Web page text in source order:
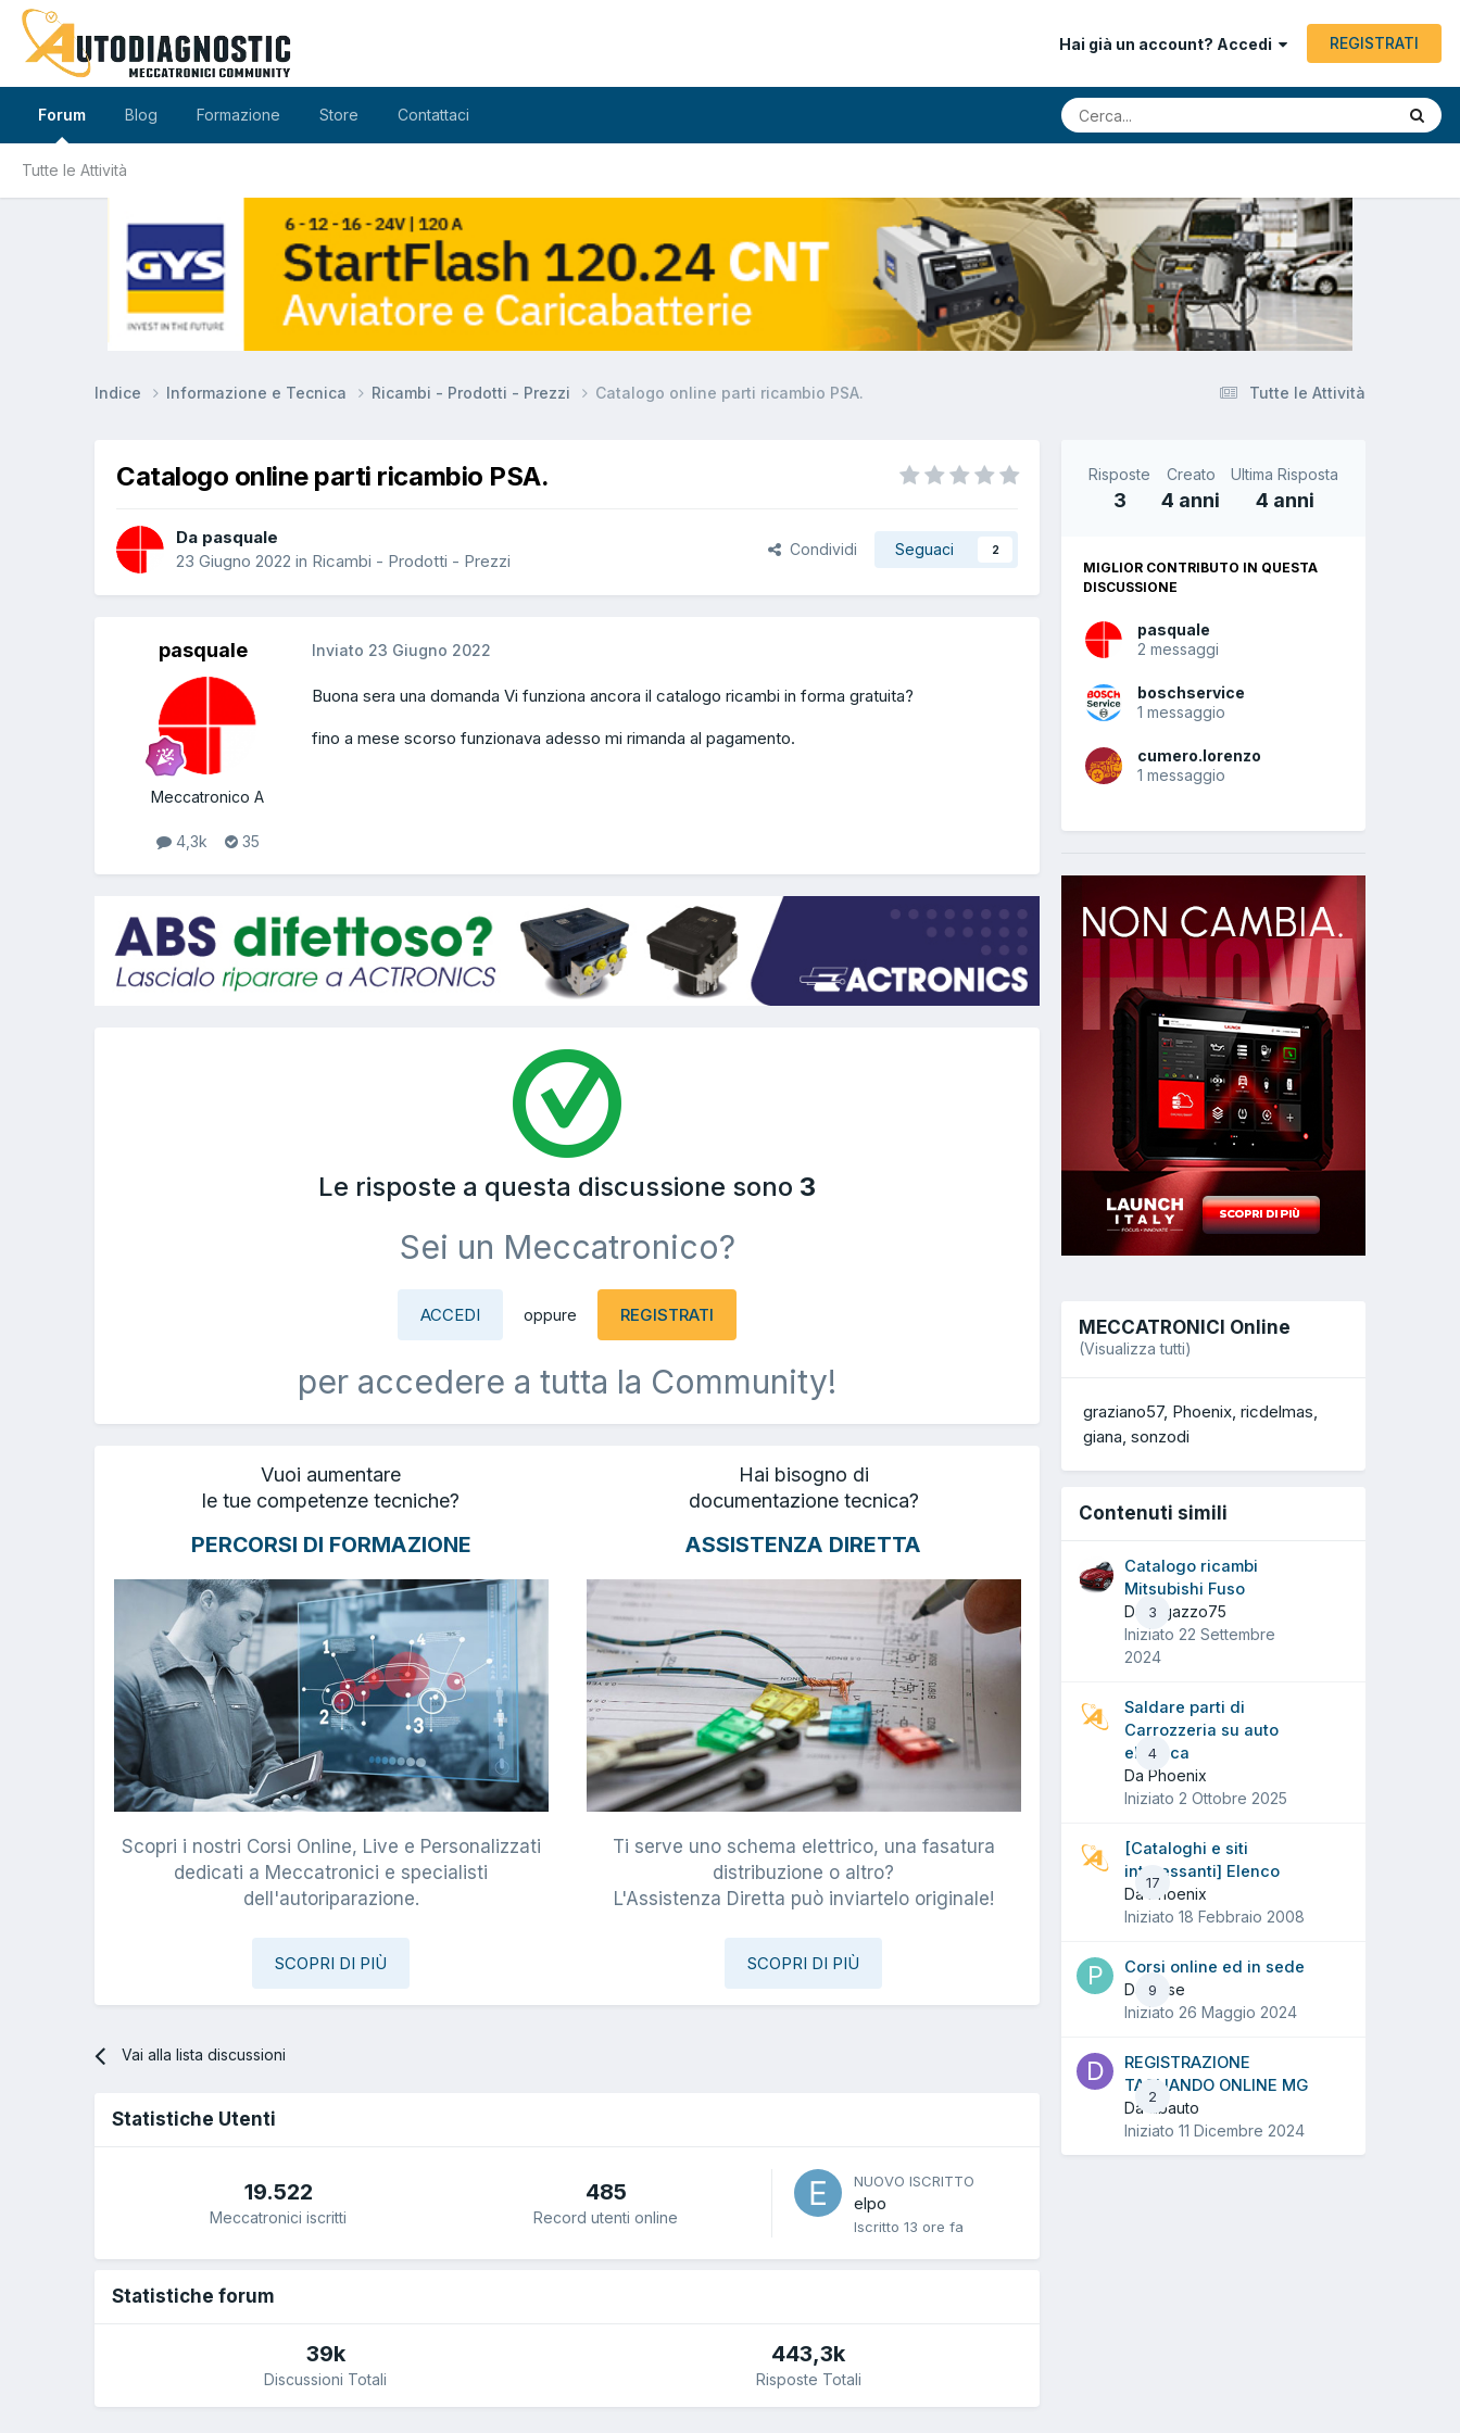
Hai già un account? Accedi REGISTRATI
Forum
Tutte le Attività
Blog Formazione Store Contattaci
Tutte le Attività
Indice Informazione e Tecnica Ricambi - Prodotti - Prezzi Catalogo online parti ricambio PSA.
Catalogo online parti ricambio PSA.
Da pasquale
23 Giugno 2022 in Ricambi - Prodotti - Prezzi
Condividi Seguaci 2
pasquale
Meccatronico A
4,3k 35
Inviato 23 Giugno 2022
Buona sera una domanda Vi funziona ancora il catalogo ricambi in forma gratuita?
fino a mese scorso funzionava adesso mi rimanda al pagamento.
Le risposte a questa discussione sono 3
Sei un Meccatronico?
ACCEDI oppure REGISTRATI
per accedere a tutta la Community!
Vuoi aumentare
le tue competenze tecniche?
PERCORSI DI FORMAZIONE
Scopri i nostri Corsi Online, Live e Personalizzati
dedicati a Meccatronici e specialisti
dell'autoriparazione.
SCOPRI DI PIÙ
Hai bisogno di
documentazione tecnica?
ASSISTENZA DIRETTA
Ti serve uno schema elettrico, una fasatura
distribuzione o altro?
L'Assistenza Diretta può inviartelo originale!
SCOPRI DI PIÙ
Vai alla lista discussioni
Statistiche Utenti
19.522
Meccatronici iscritti
485
Record utenti online
NUOVO ISCRITTO
elpo
Iscritto 13 ore fa
Statistiche forum
39k
Discussioni Totali
443,3k
Risposte Totali
Risposte
3
Creato
4 anni
Ultima Risposta
4 anni
MIGLIOR CONTRIBUTO IN QUESTA
DISCUSSIONE
pasquale
2 messaggi
boschservice
1 messaggio
cumero.lorenzo
1 messaggio
MECCATRONICI Online
(Visualizza tutti)
graziano57 Phoenix ricdelmas
giana sonzodi
Contenuti simili
3
Catalogo ricambi
Mitsubishi Fuso
Da ragazzo75
Iniziato 22 Settembre
2024
4
Saldare parti di
Carrozzeria su auto
elettrica
Da Phoenix
Iniziato 2 Ottobre 2025
17
[Cataloghi e siti
interessanti] Elenco
Da Phoenix
Iniziato 18 Febbraio 2008
9
Corsi online ed in sede
Da Pese
Iniziato 26 Maggio 2024
2
REGISTRAZIONE
TAGLIANDO ONLINE MG
Da dbauto
Iniziato 11 Dicembre 2024